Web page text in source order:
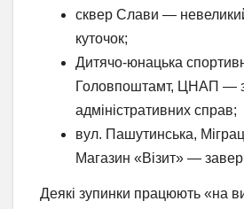
сквер Слави —
куточок;
Дитячо-юнацька
Головпоштамт, ЦНАП —
адміністративних справ;
вул. Пашутинська,
Магазин «Візит» —
Деякі зупинки працюють «на